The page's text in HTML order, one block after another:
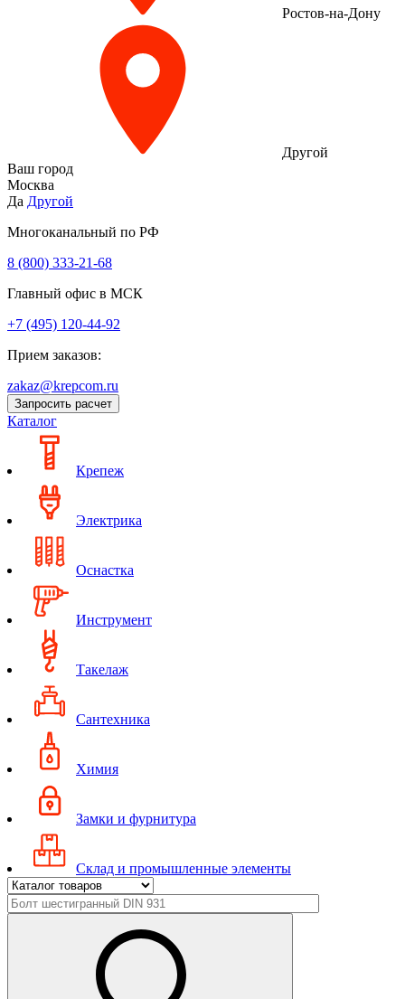
Ростов-на-Дону
Другой
Ваш город
Москва
Да Другой
Многоканальный по РФ
8 (800) 333‑21-68
Главный офис в МСК
+7 (495) 120-44-92
Прием заказов:
zakaz@krepcom.ru
Запросить расчет
Каталог
Крепеж
Электрика
Оснастка
Инструмент
Такелаж
Сантехника
Химия
Замки и фурнитура
Склад и промышленные элементы